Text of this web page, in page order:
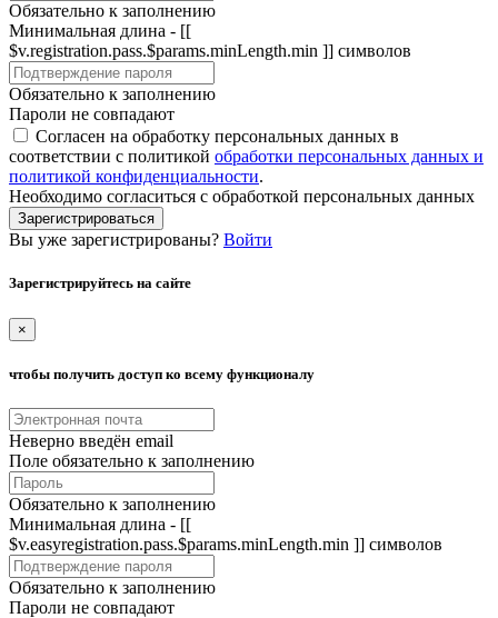
Обязательно к заполнению
Минимальная длина - [[
$v.registration.pass.$params.minLength.min ]] символов
Обязательно к заполнению
Пароли не совпадают
Согласен на обработку персональных данных в
соответствии с политикой обработки персональных данных и
политикой конфиденциальности.
Необходимо согласиться с обработкой персональных данных
Зарегистрироваться
Вы уже зарегистрированы? Войти
Зарегистрируйтесь на сайте
×
чтобы получить доступ ко всему функционалу
Неверно введён email
Поле обязательно к заполнению
Обязательно к заполнению
Минимальная длина - [[
$v.easyregistration.pass.$params.minLength.min ]] символов
Обязательно к заполнению
Пароли не совпадают